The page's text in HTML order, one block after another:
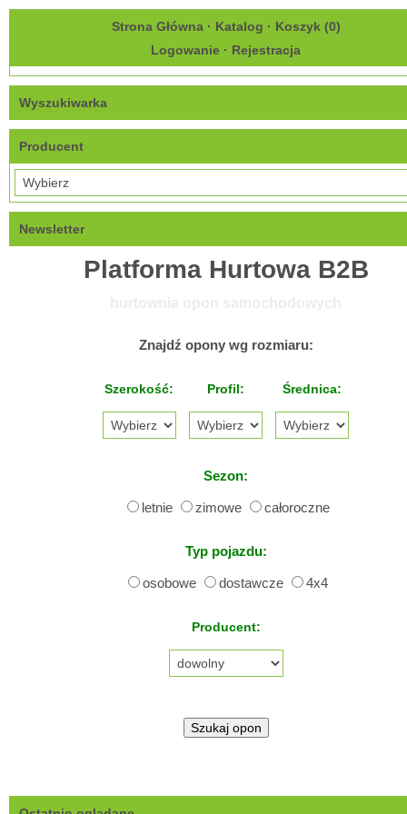
Strona Główna· Katalog · Koszyk (0)
Logowanie · Rejestracja
Wyszukiwarka
Producent
Newsletter
Platforma Hurtowa B2B
Znajdź opony wg rozmiaru:
Szerokość: Profil: Średnica:
Sezon:
letnie zimowe całoroczne
Typ pojazdu:
osobowe dostawcze 4x4
Producent: